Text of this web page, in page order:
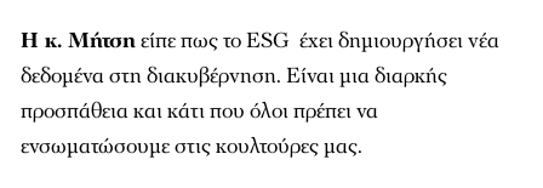
Η κ. Μήτσηείπε πως το ESG έχει δημιουργήσει νέα
δεδομένα στη διακυβέρνηση. Είναι μια διαρκής
προσπάθεια και κάτι που όλοι πρέπει να
ενσωματώσουμε στις κουλτούρες μας.